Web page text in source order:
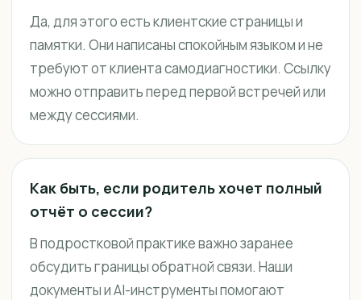
Да, для этого есть клиентские страницы и
памятки. Они написаны спокойным языком и не
требуют от клиента самодиагностики. Ссылку
можно отправить перед первой встречей или
между сессиями.
Как быть, если родитель хочет полный
отчёт о сессии?
В подростковой практике важно заранее
обсудить границы обратной связи. Наши
документы и AI-инструменты помогают